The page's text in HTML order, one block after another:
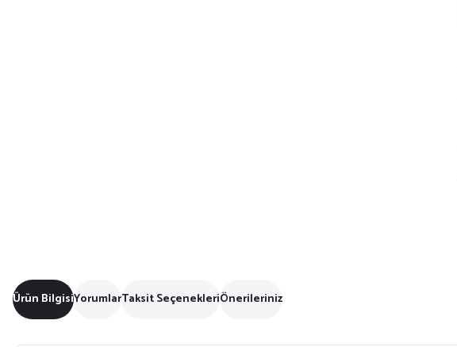
Ürün BilgisiYorumlarTaksit SeçenekleriÖnerileriniz